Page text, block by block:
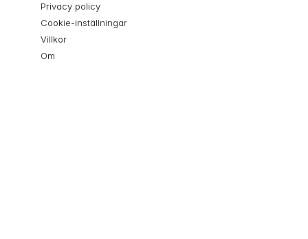
Privacy policy
Cookie-inställningar
Villkor
Om